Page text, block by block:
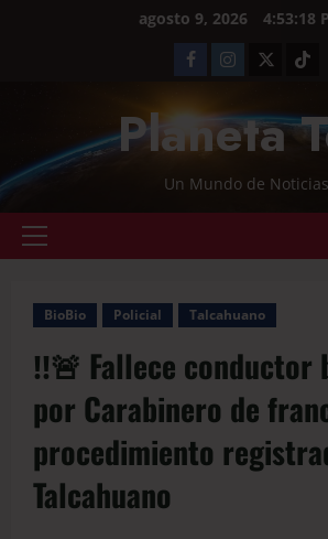
agosto 9, 2026 4:53:18
Planeta
Un Mundo de Noticias
BioBio Policial Talcahuano
‼️🚨 Fallece conductor
por Carabinero de
procedimiento
Talcahuano